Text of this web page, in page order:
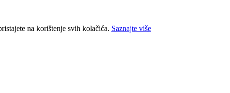
na korištenje svih kolačića. Saznajte više